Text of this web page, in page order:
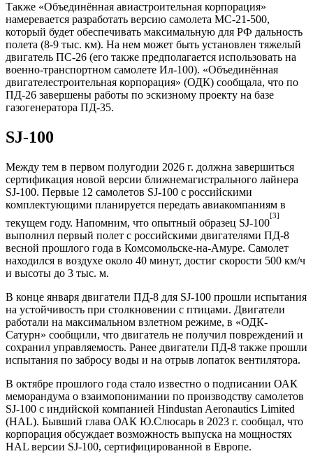
Также «Объединённая авиастроительная корпорация»
намеревается разработать версию самолета МС-21-500,
который будет обеспечивать максимальную для РФ дальность
полета (8-9 тыс. км). На нем может быть установлен тяжелый
двигатель ПС-26 (его также предполагается использовать на
военно-транспортном самолете Ил-100). «Объединённая
двигателестроительная корпорация» (ОДК) сообщала, что по
ПД-26 завершены работы по эскизному проекту на базе
газогенератора ПД-35.
SJ-100
Между тем в первом полугодии 2026 г. должна завершиться
сертификация новой версии ближнемагистрального лайнера
SJ-100. Первые 12 самолетов SJ-100 с российскими
комплектующими планируется передать авиакомпаниям в
текущем году. Напомним, что опытный образец SJ-100
[3]
выполнил первый полет с российскими двигателями ПД-8
весной прошлого года в Комсомольске-на-Амуре. Самолет
находился в воздухе около 40 минут, достиг скорости 500 км/ч
и высоты до 3 тыс. м.
В конце января двигатели ПД-8 для SJ-100 прошли испытания
на устойчивость при столкновении с птицами. Двигатели
работали на максимальном взлетном режиме, в «ОДК-
Сатурн» сообщили, что двигатель не получил повреждений и
сохранил управляемость. Ранее двигатели ПД-8 также прошли
испытания по забросу воды и на отрыв лопаток вентилятора.
В октябре прошлого года стало известно о подписании ОАК
меморандума о взаимопонимании по производству самолетов
SJ-100 с индийской компанией Hindustan Aeronautics Limited
(HAL). Бывший глава ОАК Ю.Слюсарь в 2023 г. сообщал, что
корпорация обсуждает возможность выпуска на мощностях
HAL версии SJ-100, сертифицированной в Европе.